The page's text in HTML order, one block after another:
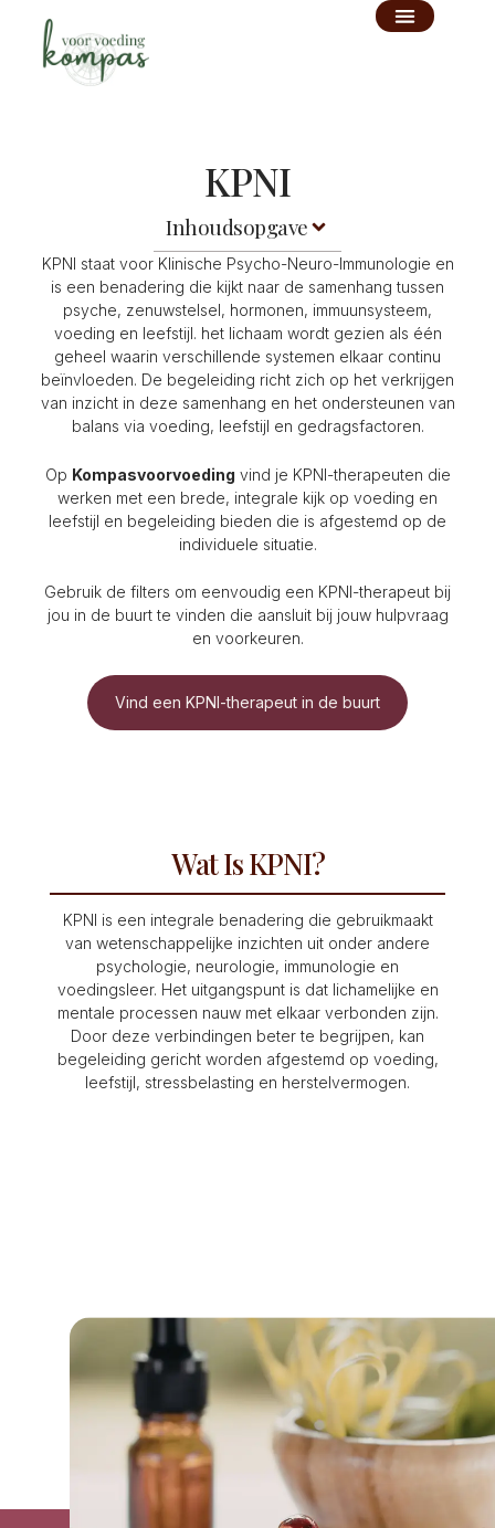
KPNI
Inhoudsopgave
KPNI staat voor Klinische Psycho-Neuro-Immunologie en
is een benadering die kijkt naar de samenhang tussen
psyche, zenuwstelsel, hormonen, immuunsysteem,
voeding en leefstijl. het lichaam wordt gezien als één
geheel waarin verschillende systemen elkaar continu
beïnvloeden. De begeleiding richt zich op het verkrijgen
van inzicht in deze samenhang en het ondersteunen van
balans via voeding, leefstijl en gedragsfactoren.
Op Kompasvoorvoeding vind je KPNI-therapeuten die
werken met een brede, integrale kijk op voeding en
leefstijl en begeleiding bieden die is afgestemd op de
individuele situatie.
Gebruik de filters om eenvoudig een KPNI-therapeut bij
jou in de buurt te vinden die aansluit bij jouw hulpvraag
en voorkeuren.
Vind een KPNI-therapeut in de buurt
Wat Is KPNI?
KPNI is een integrale benadering die gebruikmaakt
van wetenschappelijke inzichten uit onder andere
psychologie, neurologie, immunologie en
voedingsleer. Het uitgangspunt is dat lichamelijke en
mentale processen nauw met elkaar verbonden zijn.
Door deze verbindingen beter te begrijpen, kan
begeleiding gericht worden afgestemd op voeding,
leefstijl, stressbelasting en herstelvermogen.